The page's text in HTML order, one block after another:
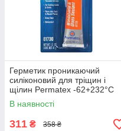
Герметик проникаючий
силіконовий для тріщин і
щілин Permatex -62+232°C
42г (81730)
В наявності
311 ₴ 358 ₴